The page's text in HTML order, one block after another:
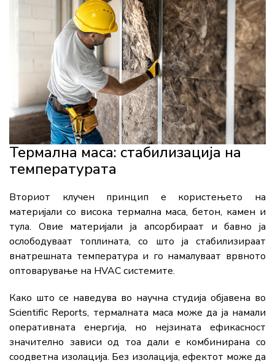
Термална маса: стабилизација на
температурата
Вториот клучен принцип е користењето на
материјали со висока термална маса, бетон, камен и
тула. Овие материјали ја апсорбираат и бавно ја
ослободуваат топлината, со што ја стабилизираат
внатрешната температура и го намалуваат врвното
оптоварување на HVAC системите.
Како што се наведува во научна студија објавена во
Scientific Reports, термалната маса може да ја намали
оперативната енергија, но нејзината ефикасност
значително зависи од тоа дали е комбинирана со
соодветна изолација. Без изолација, ефектот може да